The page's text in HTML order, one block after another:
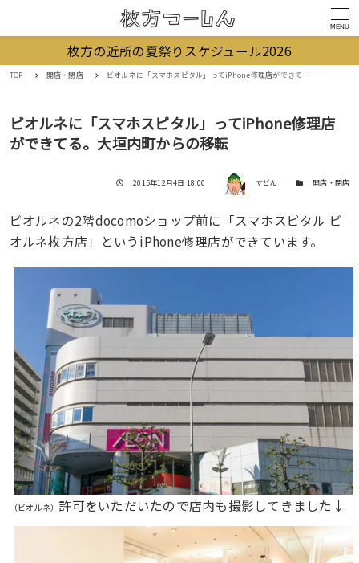
MENU
枚方の近所の夏祭りスケジュール2026
TOP 開店・閉店 ビオルネに「スマホスピタル」ってiPhone修理店ができてる。大垣内町からの移転
ビオルネに「スマホスピタル」ってiPhone修理店
ができてる。大垣内町からの移転
投稿日
2015年12月4日 18:00 著者 すどん カテゴリー開店・閉店
ビオルネの2階docomoショップ前に「スマホスピタル ビ
オルネ枚方店」というiPhone修理店ができています。
（ビオルネ） 許可をいただいたので店内も撮影してきました↓